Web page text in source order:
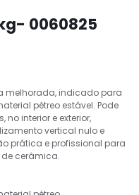
0060825
melhorada, indicado para
pétreo estável. Pode
interior e exterior,
vertical nulo e
prática e profissional para
cerâmica.